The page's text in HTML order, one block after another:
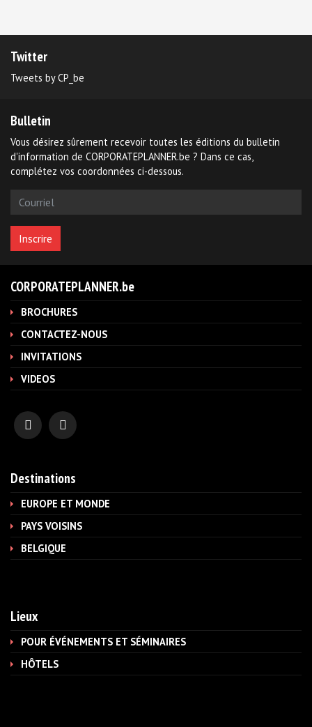
Twitter
Tweets by CP_be
Bulletin
Vous désirez sûrement recevoir toutes les éditions du bulletin
d'information de CORPORATEPLANNER.be ? Dans ce cas,
complétez vos coordonnées ci-dessous.
CORPORATEPLANNER.be
BROCHURES
CONTACTEZ-NOUS
INVITATIONS
VIDEOS
Destinations
EUROPE ET MONDE
PAYS VOISINS
BELGIQUE
Lieux
POUR ÉVÉNEMENTS ET SÉMINAIRES
HÔTELS